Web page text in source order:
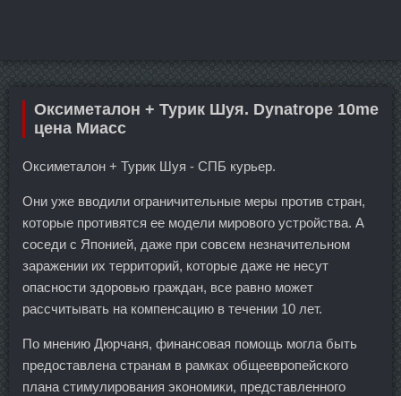
Оксиметалон + Турик Шуя. Dynatrope 10me
цена Миасс
Оксиметалон + Турик Шуя - СПБ курьер.
Они уже вводили ограничительные меры против стран,
которые противятся ее модели мирового устройства. А
соседи с Японией, даже при совсем незначительном
заражении их территорий, которые даже не несут
опасности здоровью граждан, все равно может
рассчитывать на компенсацию в течении 10 лет.
По мнению Дюрчаня, финансовая помощь могла быть
предоставлена странам в рамках общеевропейского
плана стимулирования экономики, представленного